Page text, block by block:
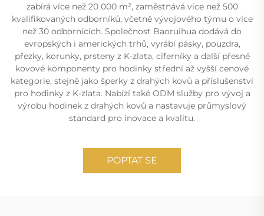
zabírá více než 20 000 m², zaměstnává více než 500
kvalifikovaných odborníků, včetně vývojového týmu o více
než 30 odbornících. Společnost Baoruihua dodává do
evropských i amerických trhů, vyrábí pásky, pouzdra,
přezky, korunky, prsteny z K-zlata, ciferníky a další přesné
kovové komponenty pro hodinky střední až vyšší cenové
kategorie, stejně jako šperky z drahých kovů a příslušenství
pro hodinky z K-zlata. Nabízí také ODM služby pro vývoj a
výrobu hodinek z drahých kovů a nastavuje průmyslový
standard pro inovace a kvalitu.
POPTAT SE